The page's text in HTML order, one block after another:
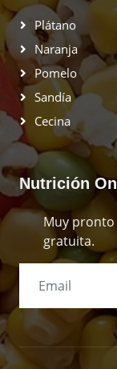
Plátano
Naranja
Pomelo
Sandía
Cecina
Nutrición
Muy
gratuita.